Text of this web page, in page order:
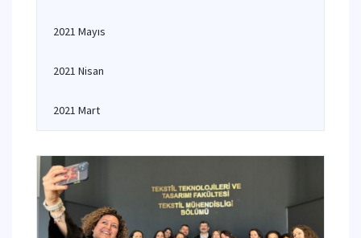
2021 Mayıs
2021 Nisan
2021 Mart